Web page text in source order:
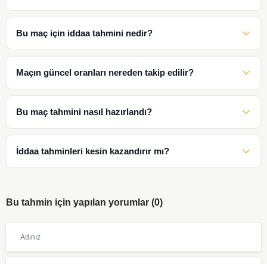
Bu maç için iddaa tahmini nedir?
Maçın güncel oranları nereden takip edilir?
Bu maç tahmini nasıl hazırlandı?
İddaa tahminleri kesin kazandırır mı?
Bu tahmin için yapılan yorumlar (0)